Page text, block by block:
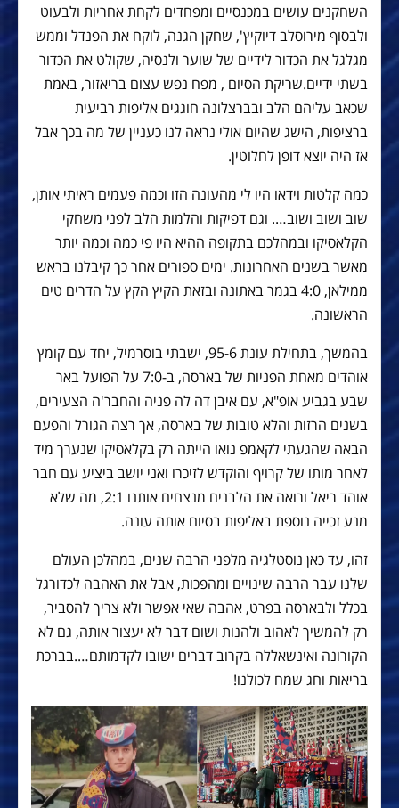
השחקנים עושים במכנסיים ומפחדים לקחת אחריות ולבעוט
ולבסוף מירוסלב דיוקיץ', שחקן הגנה, לוקח את הפנדל וממש
מגלגל את הכדור לידיים של שוער ולנסיה, שקולט את הכדור
בשתי ידיים.שריקת הסיום , מפח נפש עצום בריאזור, באמת
שכאב עליהם הלב ובברצלונה חוגגים אליפות רביעית
ברציפות, הישג שהיום אולי נראה לנו כעניין של מה בכך אבל
אז היה יוצא דופן לחלוטין.
כמה קלטות וידאו היו לי מהעונה הזו וכמה פעמים ראיתי אותן,
שוב ושוב ושוב…. וגם דפיקות והלמות הלב לפני משחקי
הקלאסיקו ובמהלכם בתקופה ההיא היו פי כמה וכמה יותר
מאשר בשנים האחרונות. ימים ספורים אחר כך קיבלנו בראש
ממילאן, 4:0 בגמר באתונה ובזאת הקיץ הקץ על הדרים טים
הראשונה.
בהמשך, בתחילת עונת 95-6, ישבתי בוסרמיל, יחד עם קומץ
אוהדים מאחת הפניות של בארסה, ב-7:0 על הפועל באר
שבע בגביע אופ"א, עם איבן דה לה פניה והחבר'ה הצעירים,
בשנים הרזות והלא טובות של בארסה, אך רצה הגורל והפעם
הבאה שהגעתי לקאמפ נואו הייתה רק בקלאסיקו שנערך מיד
לאחר מותו של קרויף והוקדש לזיכרו ואני יושב ביציע עם חבר
אוהד ריאל ורואה את הלבנים מנצחים אותנו 2:1, מה שלא
מנע זכייה נוספת באליפות בסיום אותה עונה.
זהו, עד כאן נוסטלגיה מלפני הרבה שנים, במהלכן העולם
שלנו עבר הרבה שינויים ומהפכות, אבל את האהבה לכדורגל
בכלל ולבארסה בפרט, אהבה שאי אפשר ולא צריך להסביר,
רק להמשיך לאהוב ולהנות ושום דבר לא יעצור אותה, גם לא
הקורונה ואינשאללה בקרוב דברים ישובו לקדמותם….בברכת
בריאות וחג שמח לכולנו!